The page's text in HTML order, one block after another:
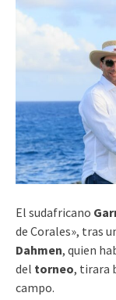
El sudafricano
de Corales», tras
Dahmen, quien
del torneo, tirara
campo.